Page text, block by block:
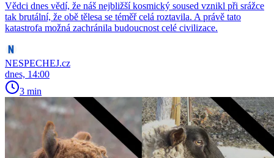
Vědci dnes vědí, že náš nejbližší kosmický soused vznikl při srážce
tak brutální, že obě tělesa se téměř celá roztavila. A právě tato
katastrofa možná zachránila budoucnost celé civilizace.
NESPECHEJ.cz
dnes, 14:00
3 min